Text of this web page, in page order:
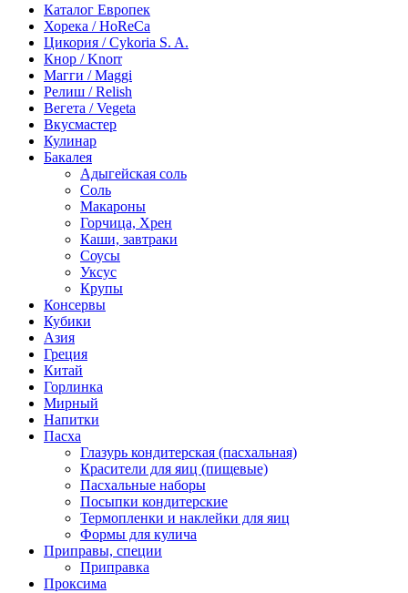
Каталог Европек
Хорека / HoReCa
Цикория / Cykoria S. A.
Кнор / Knorr
Магги / Maggi
Релиш / Relish
Вегета / Vegeta
Вкусмастер
Кулинар
Бакалея
Адыгейская соль
Соль
Макароны
Горчица, Хрен
Каши, завтраки
Соусы
Уксус
Крупы
Консервы
Кубики
Азия
Греция
Китай
Горлинка
Мирный
Напитки
Пасха
Глазурь кондитерская (пасхальная)
Красители для яиц (пищевые)
Пасхальные наборы
Посыпки кондитерские
Термопленки и наклейки для яиц
Формы для кулича
Приправы, специи
Приправка
Проксима